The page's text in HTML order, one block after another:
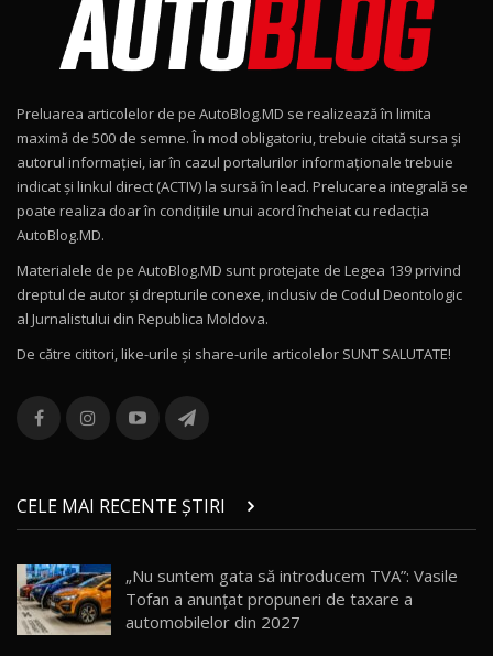
Noul Geely EX2 / Test Drive AutoBlog.MD
15:22
Mercedes-AMG E 53 HYBRID 4MATIC+ / Test
Drive AutoBlog.MD
16:27
11
Noul Volvo ES90 / Test Drive AutoBlog.MD
12
Noul MG HS / Test Drive AutoBlog.MD
16:48
13
combină aventura cu luxul / AutoBlog.MD
36:08
chinez care face lumea să se întoarcă după el
/ AutoBlog.MD
17:27
15 14:37
Preluarea articolelor de pe AutoBlog.MD se realizează în limita
maximă de 500 de semne. În mod obligatoriu, trebuie citată sursa și
autorul informației, iar în cazul portalurilor informaționale trebuie
indicat și linkul direct (ACTIV) la sursă în lead. Prelucarea integrală se
poate realiza doar în condițiile unui acord încheiat cu redacţia
AutoBlog.MD.
Materialele de pe AutoBlog.MD sunt protejate de Legea 139 privind
dreptul de autor și drepturile conexe, inclusiv de Codul Deontologic
al Jurnalistului din Republica Moldova.
De către cititori, like-urile şi share-urile articolelor SUNT SALUTATE!
CELE MAI RECENTE ȘTIRI
„Nu suntem gata să introducem TVA”: Vasile
Tofan a anunțat propuneri de taxare a
automobilelor din 2027